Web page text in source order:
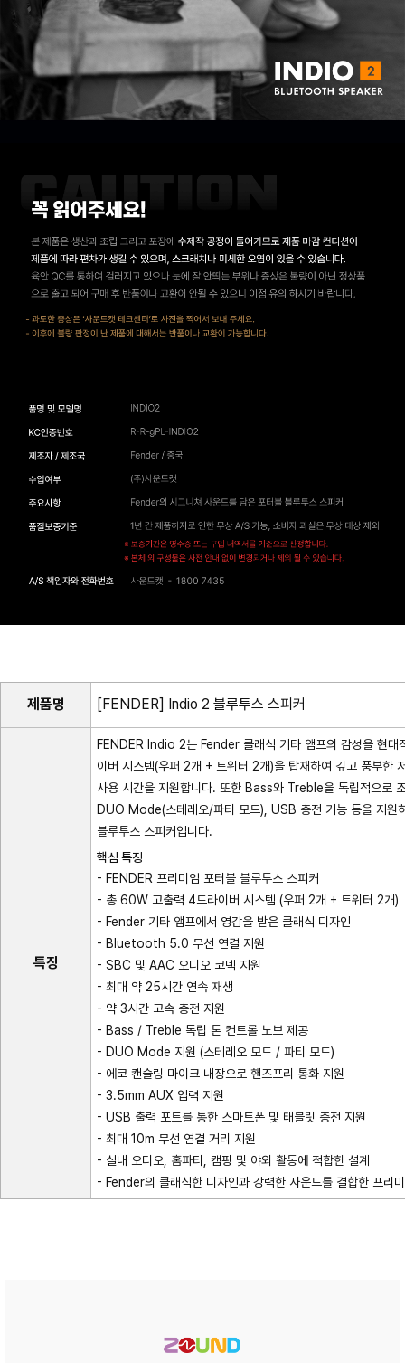
제품명 [FENDER] Indio 2 블루투스 스피커
특징
FENDER Indio 2는 Fender 클래식 기타 앰프의 감성을 현
이버 시스템(우퍼 2개 + 트위터 2개)을 탑재하여 깊고 풍부
사용 시간을 지원합니다. 또한 Bass와 Treble을 독립적으로
DUO Mode(스테레오/파티 모드), USB 충전 기능 등을 지원
블루투스 스피커입니다.
핵심 특징
- FENDER 프리미엄 포터블 블루투스 스피커
- 총 60W 고출력 4드라이버 시스템 (우퍼 2개 + 트위터 2개)
- Fender 기타 앰프에서 영감을 받은 클래식 디자인
- Bluetooth 5.0 무선 연결 지원
- SBC 및 AAC 오디오 코덱 지원
- 최대 약 25시간 연속 재생
- 약 3시간 고속 충전 지원
- Bass / Treble 독립 톤 컨트롤 노브 제공
- DUO Mode 지원 (스테레오 모드 / 파티 모드)
- 에코 캔슬링 마이크 내장으로 핸즈프리 통화 지원
- 3.5mm AUX 입력 지원
- USB 출력 포트를 통한 스마트폰 및 태블릿 충전 지원
- 최대 10m 무선 연결 거리 지원
- 실내 오디오, 홈파티, 캠핑 및 야외 활동에 적합한 설계
- Fender의 클래식한 디자인과 강력한 사운드를 결합한 프리